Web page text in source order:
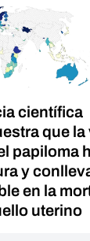
científica
que la
papiloma
y
en la
uterino